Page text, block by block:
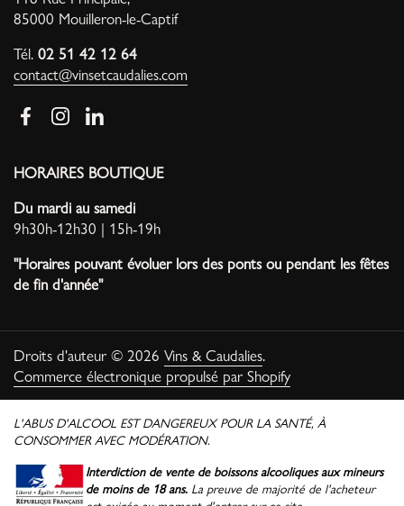
85000 Mouilleron-le-Captif
Tél. 02 51 42 12 64
contact@vinsetcaudalies.com
FacebookInstagramLinkedIn
HORAIRES BOUTIQUE
Du mardi au samedi
9h30h-12h30 | 15h-19h
"Horaires pouvant évoluer lors des ponts ou pendant les fêtes
de fin d'année"
Droits d'auteur © 2026 Vins & Caudalies.
Commerce électronique propulsé par Shopify
L'ABUS D'ALCOOL EST DANGEREUX POUR LA SANTÉ, À
CONSOMMER AVEC MODÉRATION.
Interdiction de vente de boissons alcooliques aux mineurs
de moins de 18 ans. La preuve de majorité de l'acheteur